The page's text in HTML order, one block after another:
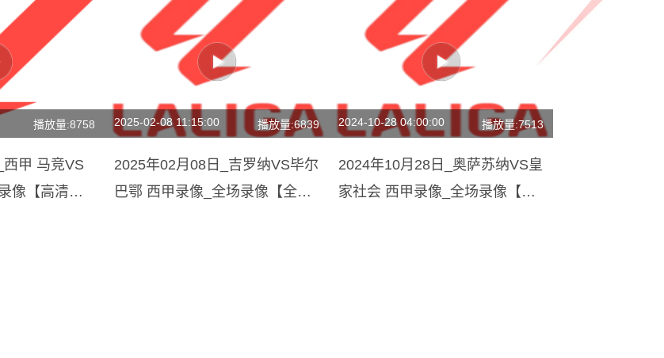
播放量:8758
甲 马竞VS
像【高清回
2025-02-08 11:15:00 播放量:6839
2025年02月08日_吉罗纳VS毕尔
巴鄂 西甲录像_全场录像【全场
2024-10-28 04:00:00 播放量:7513
2024年10月28日_奥萨苏纳VS皇
家社会 西甲录像_全场录像【视